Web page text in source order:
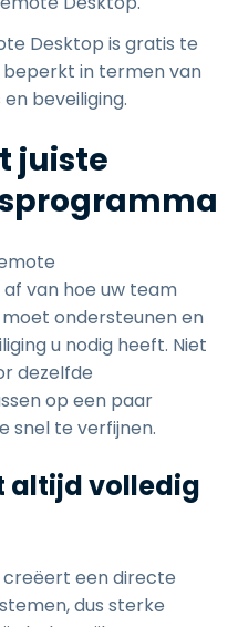
Desktop is gratis te
beperkt in termen van
beveiliging.
juiste
van hoe uw team
ondersteunen en
u nodig heeft. Niet
dezelfde
op een paar
snel te verfijnen.
altijd volledig
een directe
dus sterke